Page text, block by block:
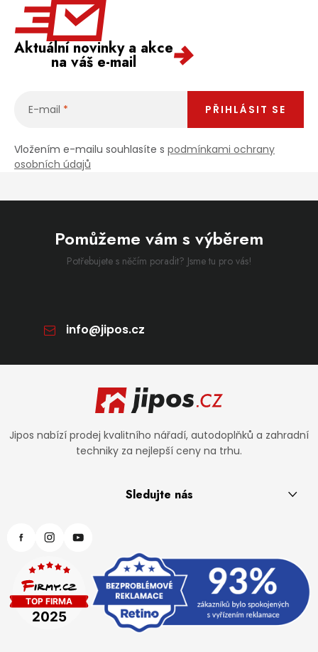
Aktuální novinky a akce
na váš e-mail
E-mail
Vložením e-mailu souhlasíte s podmínkami ochrany
osobních údajů
PŘIHLÁSIT SE
Pomůžeme vám s výběrem
Potřebujete s něčím poradit? Jsme tu pro vás!
info@jipos.cz
Zápatí
Jipos nabízí prodej kvalitního nářadí, autodoplňků a zahradní
techniky za nejlepší ceny na trhu.
Sledujte nás